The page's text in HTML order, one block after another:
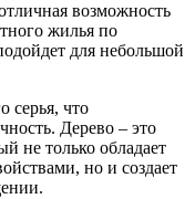
возможность
жилья по
для небольшой
серья, что
Дерево – это
не только обладает
но и создает